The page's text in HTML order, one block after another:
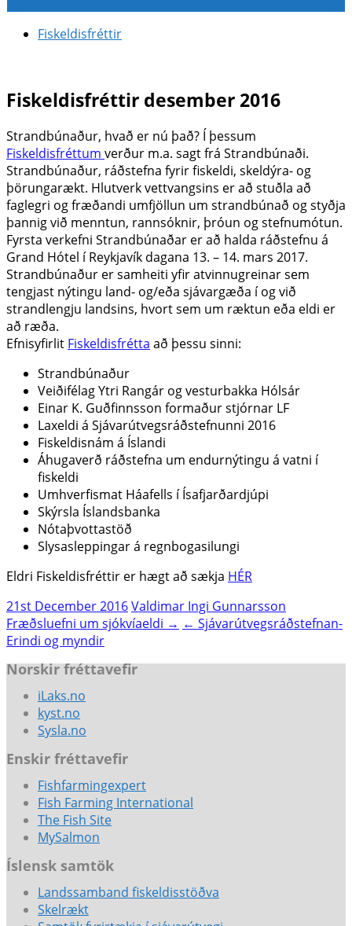
Fiskeldisfréttir
Fiskeldisfréttir desember 2016
Strandbúnaður, hvað er nú það? Í þessum
Fiskeldisfréttum verður m.a. sagt frá Strandbúnaði.
Strandbúnaður, ráðstefna fyrir fiskeldi, skeldýra- og
þörungarækt. Hlutverk vettvangsins er að stuðla að
faglegri og fræðandi umfjöllun um strandbúnað og styðja
þannig við menntun, rannsóknir, þróun og stefnumótun.
Fyrsta verkefni Strandbúnaðar er að halda ráðstefnu á
Grand Hótel í Reykjavík dagana 13. – 14. mars 2017.
Strandbúnaður er samheiti yfir atvinnugreinar sem
tengjast nýtingu land- og/eða sjávargæða í og við
strandlengju landsins, hvort sem um ræktun eða eldi er
að ræða.
Efnisyfirlit Fiskeldisfrétta að þessu sinni:
Strandbúnaður
Veiðifélag Ytri Rangár og vesturbakka Hólsár
Einar K. Guðfinnsson formaður stjórnar LF
Laxeldi á Sjávarútvegsráðstefnunni 2016
Fiskeldisnám á Íslandi
Áhugaverð ráðstefna um endurnýtingu á vatni í
fiskeldi
Umhverfismat Háafells í Ísafjarðardjúpi
Skýrsla Íslandsbanka
Nótaþvottastöð
Slysasleppingar á regnbogasilungi
Eldri Fiskeldisfréttir er hægt að sækja HÉR
21st December 2016Valdimar Ingi Gunnarsson
Post
navigation
Fræðsluefni um sjókvíaeldi → ← Sjávarútvegsráðstefnan-
Erindi og myndir
Norskir fréttavefir
iLaks.no
kyst.no
Sysla.no
Enskir fréttavefir
Fishfarmingexpert
Fish Farming International
The Fish Site
MySalmon
Íslensk samtök
Landssamband fiskeldisstöðva
Skelrækt